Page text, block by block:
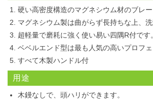
硬い高密度構造のマグネシウム材のブレー
マグネシウム製は曲がらず長持ちな上、洗
超軽量で磨耗に強く使い易い四隅R付です。
ベベルエンド型は最も人気の高いプロフ
すべて木製ハンドル付
用途
木鏝なしで、頭ハリができます。